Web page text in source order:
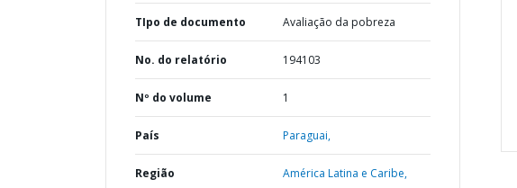
TIpo de documento Avaliação da pobreza
No. do relatório 194103
Nº do volume 1
País Paraguai,
Região América Latina e Caribe,